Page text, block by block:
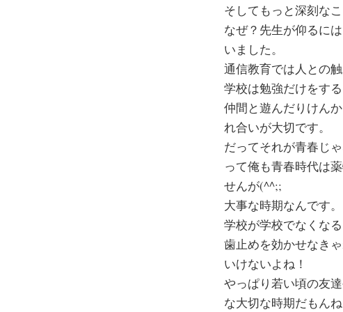
そしてもっと深刻な
なぜ？先生が仰るに
いました。
通信教育では人との
学校は勉強だけをする
仲間と遊んだりけん
れ合いが大切です。
だってそれが青春じ
って俺も青春時代は
せんが(^^;;
大事な時期なんです。
学校が学校でなくな
歯止めを効かせなきゃ
いけないよね！
やっぱり若い頃の友
な大切な時期だもんね